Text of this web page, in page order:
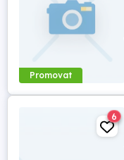
Promovat
6